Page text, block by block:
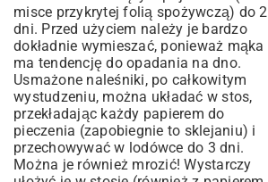
misce przykrytej folią spożywczą) do 2
dni. Przed użyciem należy je bardzo
dokładnie wymieszać, ponieważ mąka
ma tendencję do opadania na dno.
Usmażone naleśniki, po całkowitym
wystudzeniu, można układać w stos,
przekładając każdy papierem do
pieczenia (zapobiegnie to sklejaniu) i
przechowywać w lodówce do 3 dni.
Można je również mrozić! Wystarczy